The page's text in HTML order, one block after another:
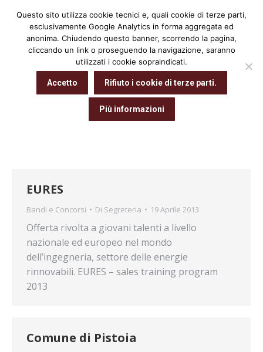
Cerca:
Archivio giornaliero:19 Aprile 2013
Tu sei qui:
Home 2013 Aprile 19
EURES
Bandi e Concorsi Di Segreteria 19 Aprile 2013
Offerta rivolta a giovani talenti a livello
nazionale ed europeo nel mondo
dell’ingegneria, settore delle energie
rinnovabili. EURES – sales training program
2013
Comune di Pistoia
Questo sito utilizza cookie tecnici e, quali cookie di terze parti,
esclusivamente Google Analytics in forma aggregata ed
anonima. Chiudendo questo banner, scorrendo la pagina,
cliccando un link o proseguendo la navigazione, saranno
utilizzati i cookie sopraindicati.
Accetto Rifiuto i cookie di terze parti.
Più informazioni